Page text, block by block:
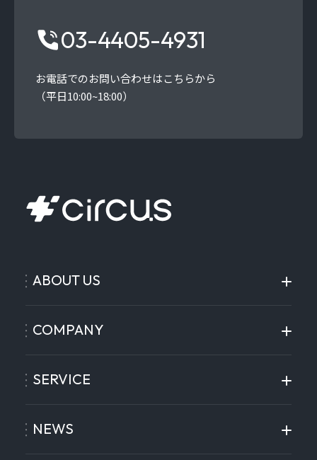
03-4405-4931
お電話でのお問い合わせはこちらから
（平日10:00~18:00）
ABOUT US
COMPANY
SERVICE
NEWS